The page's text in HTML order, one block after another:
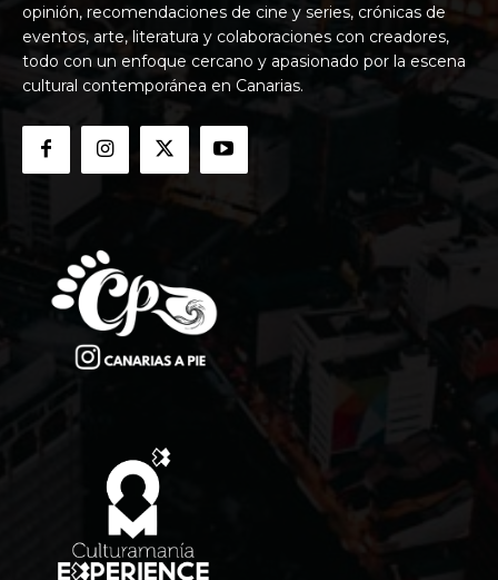
opinión, recomendaciones de cine y series, crónicas de
eventos, arte, literatura y colaboraciones con creadores,
todo con un enfoque cercano y apasionado por la escena
cultural contemporánea en Canarias.